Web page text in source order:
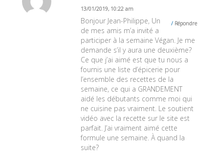
13/01/2019, 10:22 am
Répondre
Bonjour Jean-Philippe, Un
de mes amis m’a invité a
participer à la semaine Végan. Je me
demande s’il y aura une deuxième?
Ce que j’ai aimé est que tu nous a
fournis une liste d’épicerie pour
l’ensemble des recettes de la
semaine, ce qui a GRANDEMENT
aidé les débutants comme moi qui
ne cuisine pas vraiment. Le soutient
vidéo avec la recette sur le site est
parfait. J’ai vraiment aimé cette
formule une semaine. À quand la
suite?